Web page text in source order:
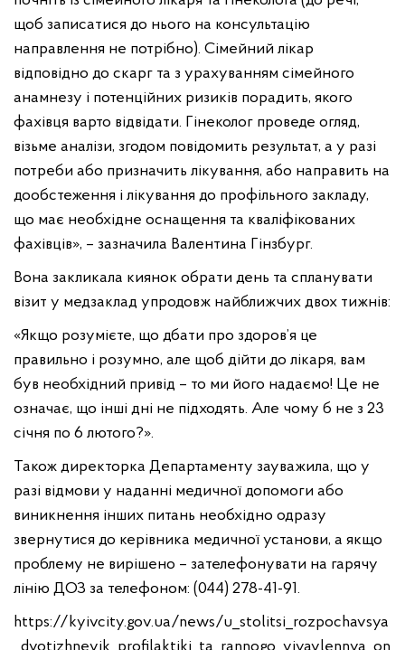
щоб записатися до нього на консультацію
направлення не потрібно). Сімейний лікар
відповідно до скарг та з урахуванням сімейного
анамнезу і потенційних ризиків порадить, якого
фахівця варто відвідати. Гінеколог проведе огляд,
візьме аналізи, згодом повідомить результат, а у разі
потреби або призначить лікування, або направить на
дообстеження і лікування до профільного закладу,
що має необхідне оснащення та кваліфікованих
фахівців», – зазначила Валентина Гінзбург.
Вона закликала киянок обрати день та спланувати
візит у медзаклад упродовж найближчих двох тижнів:
«Якщо розумієте, що дбати про здоров’я це
правильно і розумно, але щоб дійти до лікаря, вам
був необхідний привід – то ми його надаємо! Це не
означає, що інші дні не підходять. Але чому б не з 23
січня по 6 лютого?».
Також директорка Департаменту зауважила, що у
разі відмови у наданні медичної допомоги або
виникнення інших питань необхідно одразу
звернутися до керівника медичної установи, а якщо
проблему не вирішено – зателефонувати на гарячу
лінію ДОЗ за телефоном: (044) 278-41-91.
https://kyivcity.gov.ua/news/u_stolitsi_rozpochavsya